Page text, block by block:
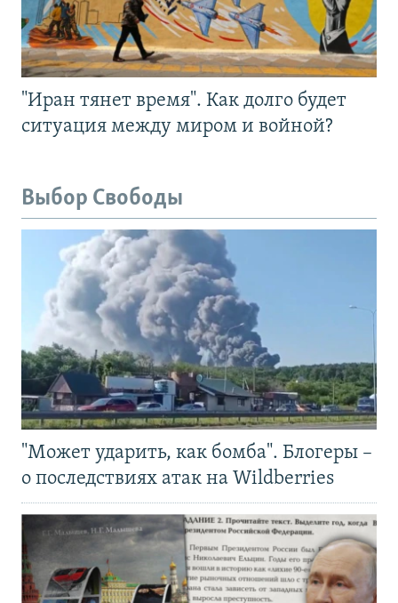
"Иран тянет время". Как долго будет
ситуация между миром и войной?
Выбор Свободы
"Может ударить, как бомба". Блогеры –
о последствиях атак на Wildberries